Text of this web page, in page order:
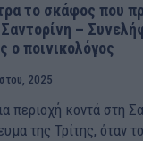
το σκάφος που
–
ο ποινικολόγος
2025
περιοχή κοντά στη
της Τρίτης, όταν